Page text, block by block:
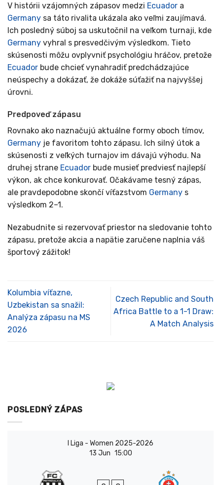
V histórii vzájomných zápasov medzi Ecuador a
Germany sa táto rivalita ukázala ako veľmi zaujímavá.
Ich posledný súboj sa uskutočnil na veľkom turnaji, kde
Germany vyhral s presvedčivým výsledkom. Tieto
skúsenosti môžu ovplyvniť psychológiu hráčov, pretože
Ecuador bude chcieť vynahradiť predchádzajúce
neúspechy a dokázať, že dokáže súťažiť na najvyššej
úrovni.
Predpoveď zápasu
Rovnako ako naznačujú aktuálne formy oboch tímov,
Germany je favoritom tohto zápasu. Ich silný útok a
skúsenosti z veľkých turnajov im dávajú výhodu. Na
druhej strane Ecuador bude musieť predviesť najlepší
výkon, ak chce konkurovať. Očakávame tesný zápas,
ale pravdepodobne skončí víťazstvom Germany s
výsledkom 2–1.
Nezabudnite si rezervovať priestor na sledovanie tohto
zápasu, pretože akcia a napätie zaručene naplnia váš
športový zážitok!
Kolumbia víťazne,
Uzbekistan sa snažil:
Analýza zápasu na MS
2026
Czech Republic and South
Africa Battle to a 1-1 Draw:
A Match Analysis
POSLEDNÝ ZÁPAS
I Liga - Women 2025-2026
13 Jun 15:00